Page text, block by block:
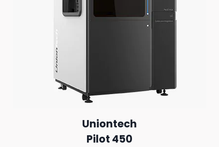
Uniontech
Pilot 450